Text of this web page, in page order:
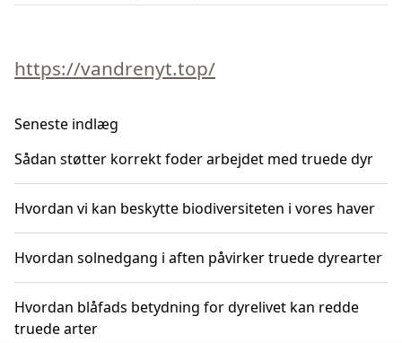
https://vandrenyt.top/
Seneste indlæg
Sådan støtter korrekt foder arbejdet med truede dyr
Hvordan vi kan beskytte biodiversiteten i vores haver
Hvordan solnedgang i aften påvirker truede dyrearter
Hvordan blåfads betydning for dyrelivet kan redde
truede arter